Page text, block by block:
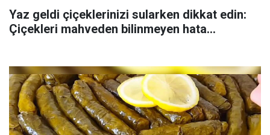
Yaz geldi çiçeklerinizi sularken dikkat edin:
Çiçekleri mahveden bilinmeyen hata...